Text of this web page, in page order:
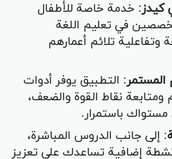
كيدز: خدمة خاصة للأطفال
في تعليم اللغة
وتفاعلية تلائم أعمارهم
المستمر: التطبيق يوفر أدوات
نقاط القوة والضعف،
باستمرار.
: إلى جانب الدروس المباشرة،
إضافية تساعدك على تعزيز